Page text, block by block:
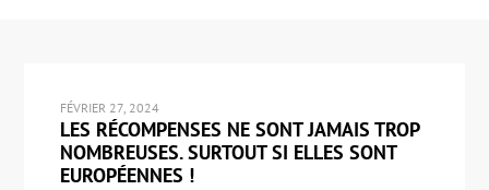
FÉVRIER 27, 2024
LES RÉCOMPENSES NE SONT JAMAIS TROP
NOMBREUSES. SURTOUT SI ELLES SONT
EUROPÉENNES !